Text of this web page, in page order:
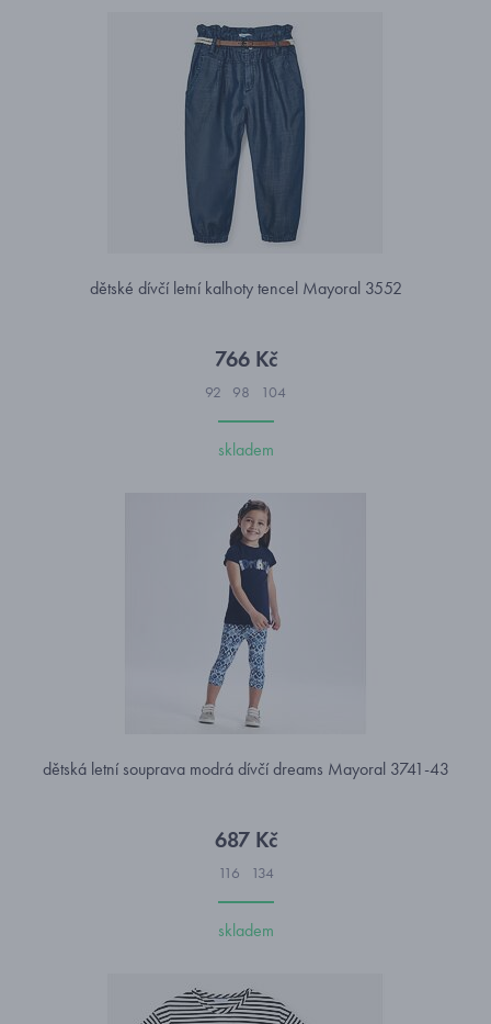
dětské dívčí letní kalhoty tencel Mayoral 3552
766 Kč
92 98 104
skladem
dětská letní souprava modrá dívčí dreams Mayoral 3741-43
687 Kč
116 134
skladem